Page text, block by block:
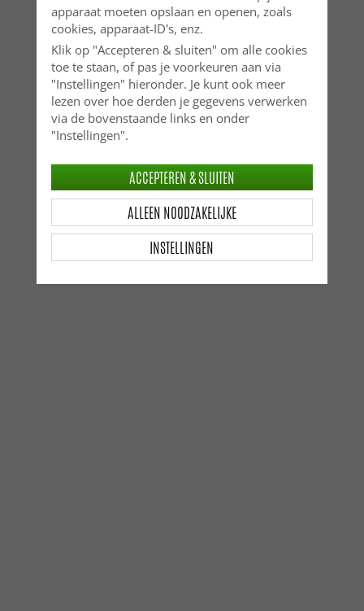
apparaat moeten opslaan en openen, zoals
cookies, apparaat-ID's, enz.
Klik op "Accepteren & sluiten" om alle cookies
toe te staan, of pas je voorkeuren aan via
"Instellingen" hieronder. Je kunt ook meer
lezen over hoe derden je gegevens verwerken
via de bovenstaande links en onder
"Instellingen".
INSTELLINGEN
ALLEEN NOODZAKELIJKE
ACCEPTEREN & SLUITEN